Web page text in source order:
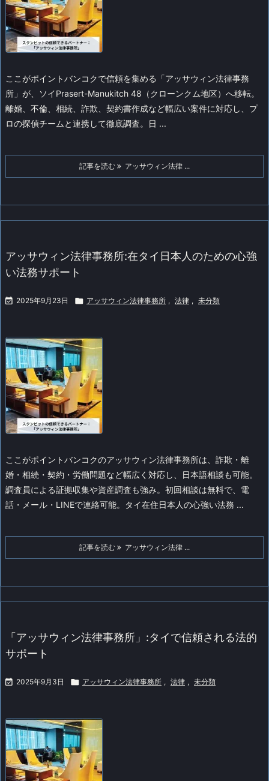
ここがポイントバンコクで信頼を集める「アッサウィン法律事務
所」が、ソイPrasert-Manukitch 48（クローンクム地区）へ移転。
離婚、不倫、相続、詐欺、契約書作成など幅広い案件に対応し、プ
ロの探偵チームと連携して徹底調査。日 ...
記事を読む アッサウィン法律 ...
アッサウィン法律事務所:在タイ日本人のための心強
い法務サポート
 2025年9月23日  アッサウィン法律事務所 , 法律 , 未分類
ここがポイントバンコクのアッサウィン法律事務所は、詐欺・離
婚・相続・契約・労働問題など幅広く対応し、日本語相談も可能。
調査員による証拠収集や資産調査も強み。初回相談は無料で、電
話・メール・LINEで連絡可能。タイ在住日本人の心強い法務 ...
記事を読む アッサウィン法律 ...
「アッサウィン法律事務所」:タイで信頼される法的
サポート
 2025年9月3日  アッサウィン法律事務所 , 法律 , 未分類